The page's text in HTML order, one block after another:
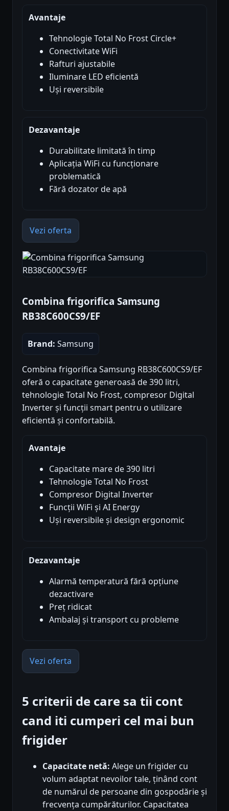
Avantaje
Tehnologie Total No Frost Circle+
Conectivitate WiFi
Rafturi ajustabile
Iluminare LED eficientă
Uși reversibile
Dezavantaje
Durabilitate limitată în timp
Aplicația WiFi cu funcționare
problematică
Fără dozator de apă
Vezi oferta
Combina frigorifica Samsung
RB38C600CS9/EF
Brand: Samsung
Combina frigorifica Samsung RB38C600CS9/EF
oferă o capacitate generoasă de 390 litri,
tehnologie Total No Frost, compresor Digital
Inverter și funcții smart pentru o utilizare
eficientă și confortabilă.
Avantaje
Capacitate mare de 390 litri
Tehnologie Total No Frost
Compresor Digital Inverter
Funcții WiFi și AI Energy
Uși reversibile și design ergonomic
Dezavantaje
Alarmă temperatură fără opțiune
dezactivare
Preț ridicat
Ambalaj și transport cu probleme
Vezi oferta
5 criterii de care sa tii cont
cand iti cumperi cel mai bun
frigider
Capacitate netă: Alege un frigider cu
volum adaptat nevoilor tale, ținând cont
de numărul de persoane din gospodărie și
frecvența cumpărăturilor. Capacitatea